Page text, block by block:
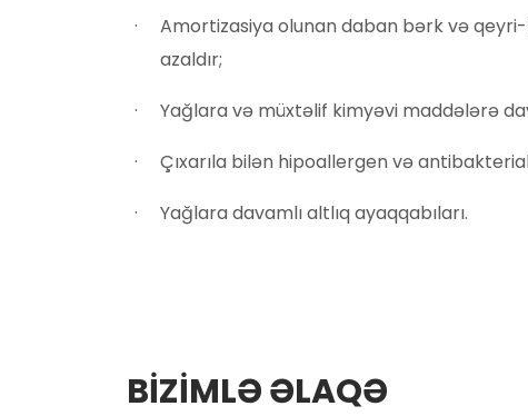
Amortizasiya olunan daban bərk və
azaldır;
Yağlara və müxtəlif kimyəvi maddələrə
Çıxarıla bilən hipoallergen və
Yağlara davamlı altlıq ayaqqabıları.
BİZİMLƏ ƏLAQƏ